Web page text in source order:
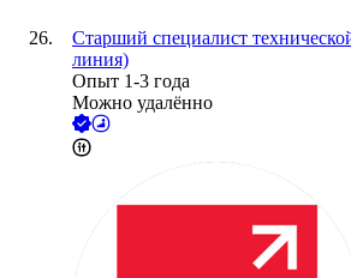
Старший специалист
линия)
Опыт 1-3 года
Можно удалённо